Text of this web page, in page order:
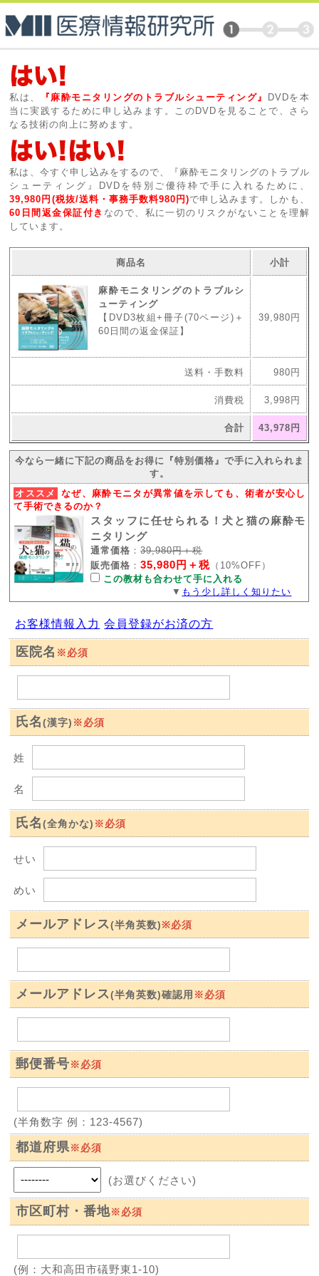
私は、 『麻酔モニタリングのトラブルシューティング』 DVDを本
当に実践するために申し込みます。このDVDを見ることで、さら
なる技術の向上に努めます。
私は、今すぐ申し込みをするので、『麻酔モニタリングのトラブル
シューティング』DVDを特別ご優待枠で手に入れるために、
39,980円(税抜/送料・事務手数料980円)で申し込みます。しかも、
60日間返金保証付き なので、私に一切のリスクがないことを理解
しています。
商品名 小計
麻酔モニタリングのトラブルシ
ューティング
【DVD3枚組+冊子(70ページ)＋
60日間の返金保証】
39,980円
送料・手数料 980円
消費税 3,998円
合計 43,978円
今なら一緒に下記の商品をお得に『特別価格』で手に入れられま
す。
オススメ
なぜ、麻酔モニタが異常値を示しても、術者が安心し
て手術できるのか？
スタッフに任せられる！犬と猫の麻酔モ
ニタリング
通常価格 ：39,980円＋税
販売価格 ：35,980円＋税 （10%OFF）
この教材も合わせて手に入れる
▼ もう少し詳しく知りたい
お客様情報入力 会員登録がお済の方
医院名 ※必須
氏名(漢字) ※必須
姓
名
氏名(全角かな) ※必須
せい
めい
メールアドレス(半角英数)※必須
メールアドレス(半角英数)確認用 ※必須
郵便番号※必須
(半角数字 例：123-4567)
都道府県※必須
(お選びください)
市区町村・番地※必須
(例：大和高田市礒野東1-10)